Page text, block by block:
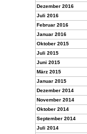
Dezember 2016
Juli 2016
Februar 2016
Januar 2016
Oktober 2015
Juli 2015
Juni 2015
März 2015
Januar 2015
Dezember 2014
November 2014
Oktober 2014
September 2014
Juli 2014